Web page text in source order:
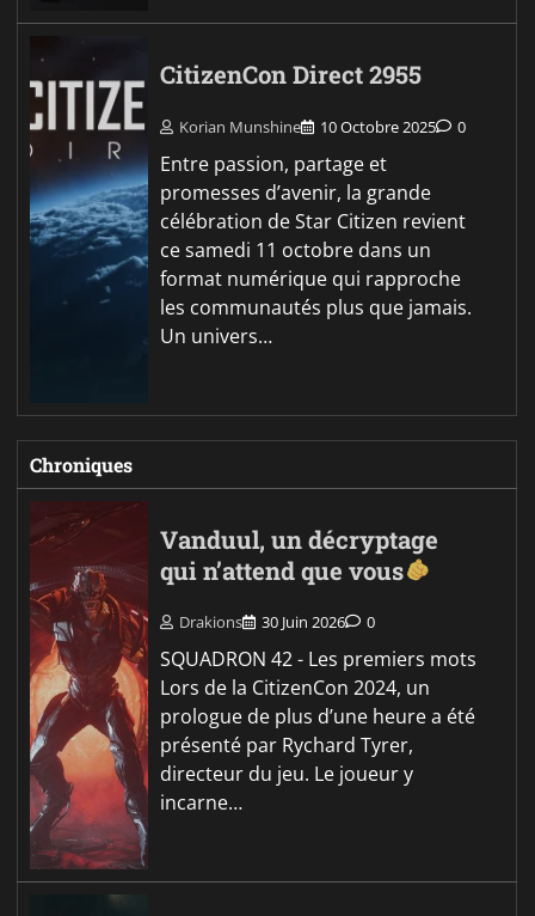
CitizenCon Direct 2955
Korian Munshine 10 Octobre 2025 0
Entre passion, partage et
promesses d’avenir, la grande
célébration de Star Citizen revient
ce samedi 11 octobre dans un
format numérique qui rapproche
les communautés plus que jamais.
Un univers…
Chroniques
Vanduul, un décryptage
qui n’attend que vous
Drakions 30 Juin 2026 0
SQUADRON 42 - Les premiers mots
Lors de la CitizenCon 2024, un
prologue de plus d’une heure a été
présenté par Rychard Tyrer,
directeur du jeu. Le joueur y
incarne…